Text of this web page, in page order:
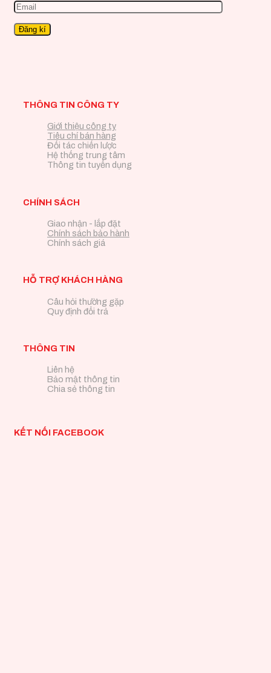
THÔNG TIN CÔNG TY
Giới thiệu công ty
Tiêu chí bán hàng
Đối tác chiến lược
Hệ thống trung tâm
Thông tin tuyển dụng
CHÍNH SÁCH
Giao nhận - lắp đặt
Chính sách bảo hành
Chính sách giá
HỖ TRỢ KHÁCH HÀNG
Câu hỏi thường gặp
Quy định đổi trả
THÔNG TIN
Liên hệ
Bảo mật thông tin
Chia sẻ thông tin
KẾT NỐI FACEBOOK